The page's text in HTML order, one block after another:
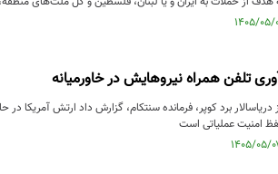
تلفن همراه نیروهایش در خاورمیانه
دریاسالار برد کوپر، فرمانده سنتکام، گزارش داد ارتش
امنیت عملیاتی است